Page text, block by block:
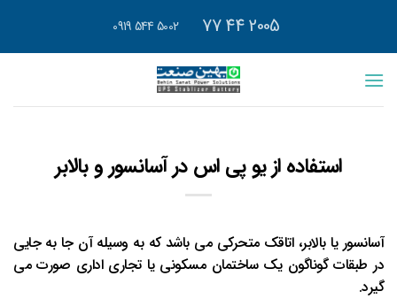
محتوا
5002 544 0919
استفاده از یو پی اس در آسانسور و بالابر
آسانسور یا بالابر، اتاقک متحرکی می باشد که به وسیله آن جا به جایی
در طبقات گوناگون یک ساختمان مسکونی یا تجاری اداری صورت می
گیرد.